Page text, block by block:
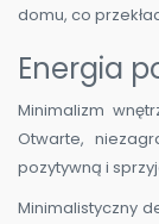
domu, co
Energia
Minimalizm
Otwarte,
pozytywną i
Minimalistyczny